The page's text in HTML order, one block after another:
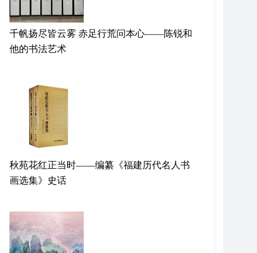
千帆扬尽皆云雾 赤足行荒问本心——陈锐和
他的书法艺术
秋苑花红正当时——编纂《福建历代名人书
画选集》史话